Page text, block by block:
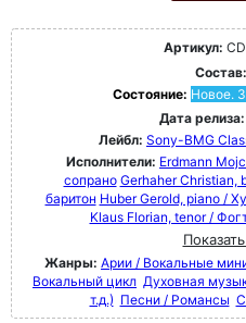
Артикул:
Состав:
Состояние: Новое.
Дата релиза:
Лейбл: Sony-BMG
Исполнители: Erdmann
сопрано Gerhaher Christian,
баритон Huber Gerold, piano /
Klaus Florian, tenor /
Жанры: Арии / Вокальные
Вокальный цикл Духовная
т.д.) Песни / Романсы